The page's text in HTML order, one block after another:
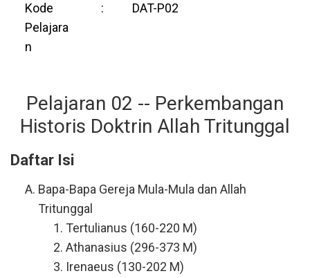
Kode
Pelajara
n
: DAT-P02
Pelajaran 02 -- Perkembangan
Historis Doktrin Allah Tritunggal
Daftar Isi
Bapa-Bapa Gereja Mula-Mula dan Allah
Tritunggal
Tertulianus (160-220 M)
Athanasius (296-373 M)
Irenaeus (130-202 M)